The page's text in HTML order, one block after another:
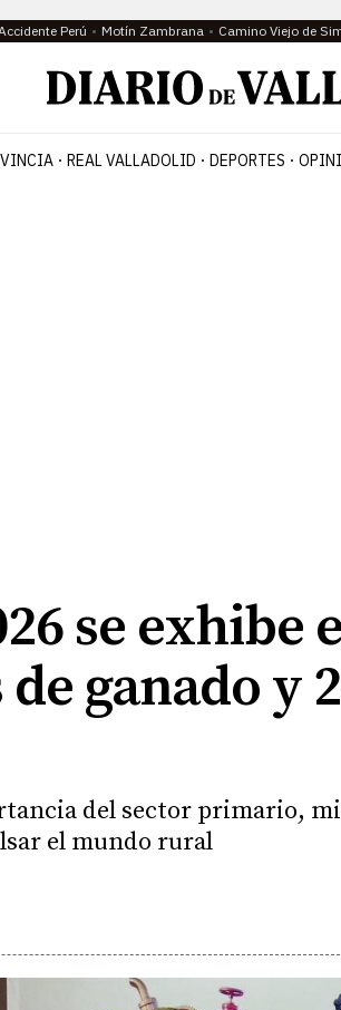
Perú Motín Zambrana Camino Viejo de
REAL VALLADOLID DEPORTES
se exhibe
ganado y
del sector primario,
el mundo rural